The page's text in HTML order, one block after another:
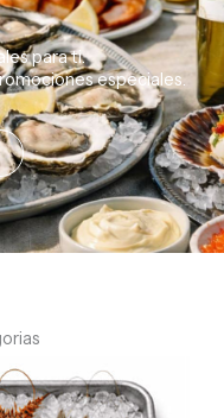
para ti.
especiales.